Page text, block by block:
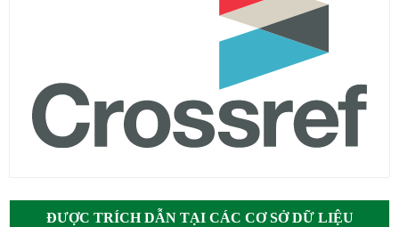
ĐƯỢC TRÍCH DẪN TẠI CÁC CƠ SỞ DỮ LIỆU